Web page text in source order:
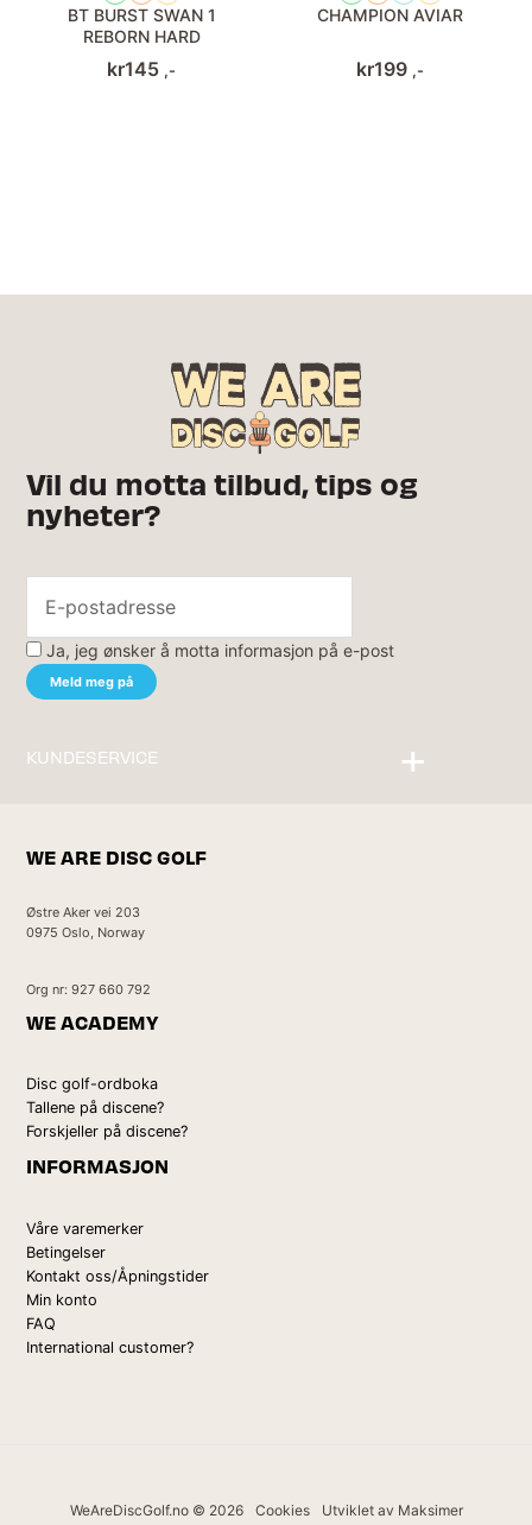
BT BURST SWAN 1
REBORN HARD
kr145 ,-
CHAMPION AVIAR
kr199 ,-
Vil du motta tilbud, tips og
nyheter?
Ja, jeg ønsker å motta informasjon på e-post
KUNDESERVICE
WE ARE DISC GOLF
Østre Aker vei 203
0975 Oslo, Norway
Org nr: 927 660 792
WE ACADEMY
Disc golf-ordboka
Tallene på discene?
Forskjeller på discene?
INFORMASJON
Våre varemerker
Betingelser
Kontakt oss/Åpningstider
Min konto
FAQ
International customer?
WeAreDiscGolf.no © 2026 Cookies Utviklet av Maksimer